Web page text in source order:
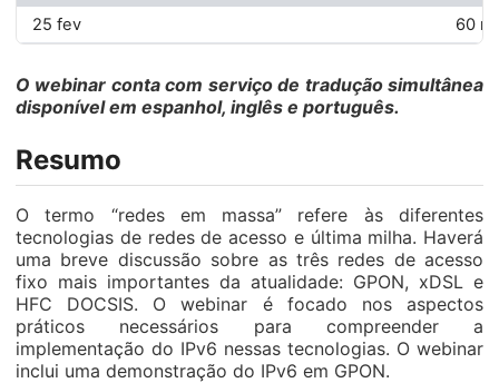
25 fev 60
O webinar conta com serviço de tradução simultânea
disponível em espanhol, inglês e português.
Resumo
O termo “redes em massa” refere às diferentes
tecnologias de redes de acesso e última milha. Haverá
uma breve discussão sobre as três redes de acesso
fixo mais importantes da atualidade: GPON, xDSL e
HFC DOCSIS. O webinar é focado nos aspectos
práticos necessários para compreender a
implementação do IPv6 nessas tecnologias. O webinar
inclui uma demonstração do IPv6 em GPON.